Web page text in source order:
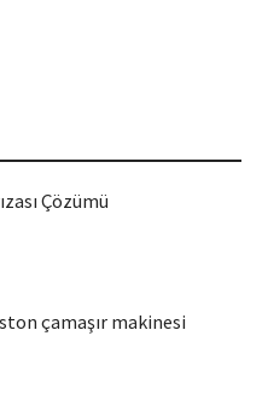
Çözümü
çamaşır makinesi